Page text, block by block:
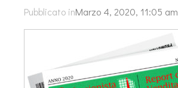
Pubblicato inMarzo 4, 2020, 11:05 am